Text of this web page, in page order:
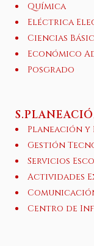
Química
Eléctrica
Ciencias
Económico
Posgrado
Planeación y
Gestión
Servicios
Actividades
Centro de